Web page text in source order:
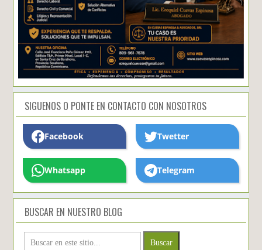
SIGUENOS O PONTE EN CONTACTO CON NOSOTROS
Facebook Twetter
Whatsapp Telegram
BUSCAR EN NUESTRO BLOG